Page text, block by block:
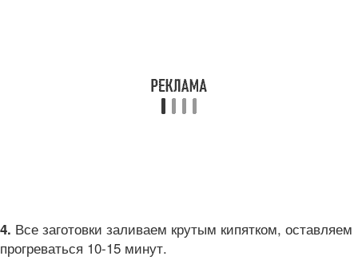
4. Все заготовки заливаем крутым кипятком, оставляем
прогреваться 10-15 минут.